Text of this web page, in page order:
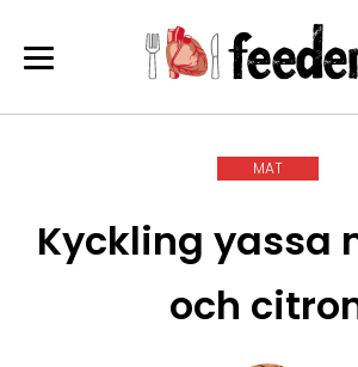
MAT
Kyckling yassa
och